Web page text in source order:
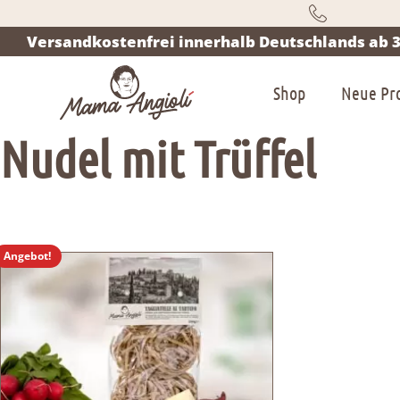
Versandkostenfrei innerhalb Deutschlands ab
Shop Neue
Nudel mit Trüffel
Angebot!